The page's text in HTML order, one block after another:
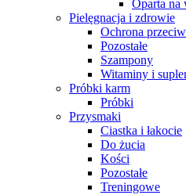
Oparta na
Pielęgnacja i zdrowie
Ochrona
Pozostałe
Szampony
Witaminy i
Próbki karm
Próbki
Przysmaki
Ciastka i łakocie
Do żucia
Kości
Pozostałe
Treningowe